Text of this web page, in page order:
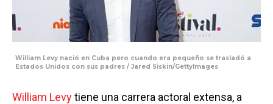
William Levy nació en Cuba pero cuando era pequeño se trasladó a
Estados Unidos con sus padres / Jared Siskin/GettyImages
William Levytiene una carrera actoral extensa, a